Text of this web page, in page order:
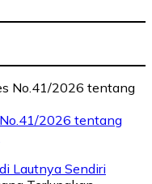
2026 tentang
Lautnya Sendiri